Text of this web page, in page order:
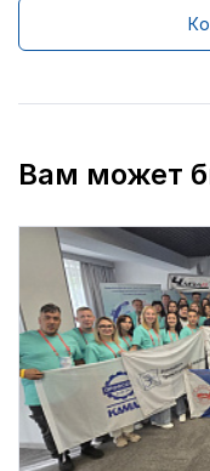
Вам может